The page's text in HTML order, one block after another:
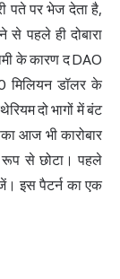
पते पर भेज देता है,
से पहले ही दोबारा
के कारणद DAO
मिलियन डॉलर के
दो भागों में बंट
आज भी कारोबार
से छोटा। पहले
इस पैटर्न का एक